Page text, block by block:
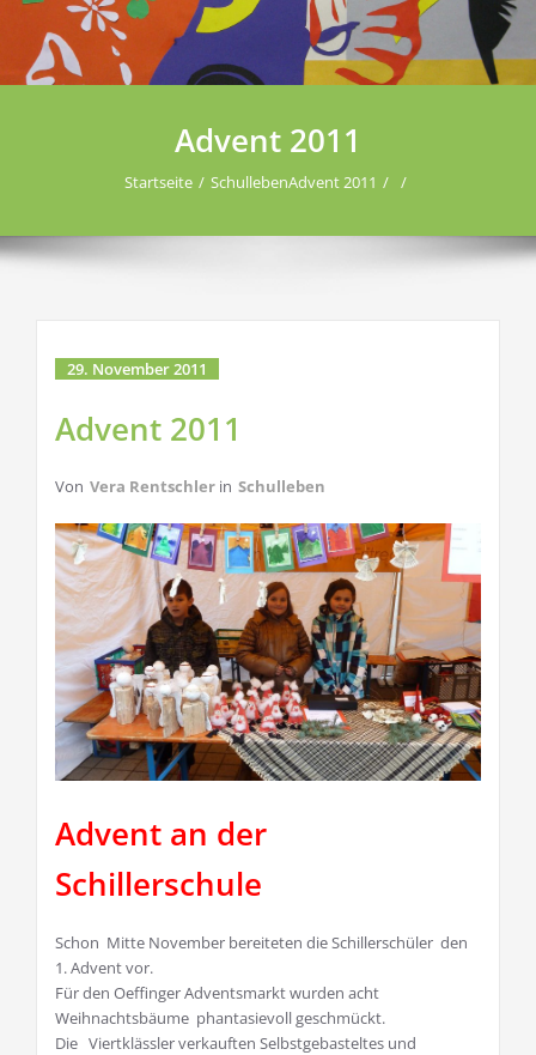
Advent 2011
Startseite SchullebenAdvent 2011
29. November 2011
Advent 2011
Von Vera Rentschler in Schulleben
Advent an der
Schillerschule
Schon Mitte November bereiteten die Schillerschüler den
1. Advent vor.
Für den Oeffinger Adventsmarkt wurden acht
Weihnachtsbäume phantasievoll geschmückt.
Die Viertklässler verkauften Selbstgebasteltes und